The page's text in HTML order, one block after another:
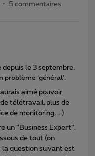
5 commentaires
le 3 septembre.
problème ‘général’.
aimé pouvoir
de télétravail, plus de
de monitoring, ...)
un “Business Expert”.
de tout (on
la question suivant est